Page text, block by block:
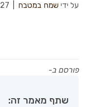
על ידי שמח במטבח 27 בינואר 2021
פורסם ב-
שתף מאמר זה: